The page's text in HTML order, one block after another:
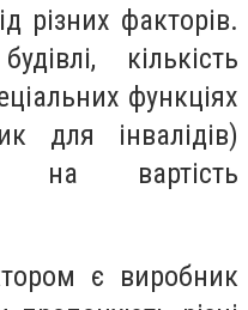
різних факторів.
кількість
функціях
для інвалідів)
на вартість
є виробник